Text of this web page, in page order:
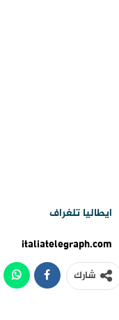
ايطاليا تلغراف
italiatelegraph.com
شارك